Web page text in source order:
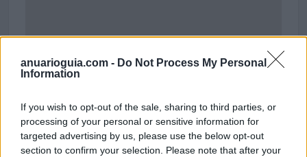
anuarioguia.com - Do Not Process My Personal
Information
If you wish to opt-out of the sale, sharing to third parties, or
processing of your personal or sensitive information for
targeted advertising by us, please use the below opt-out
section to confirm your selection. Please note that after your
Tour
Garelly de la Cámara, 2
39770 Laredo (Cantabria)